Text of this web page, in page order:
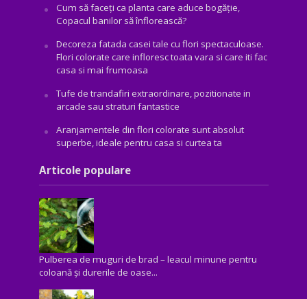
Cum să faceți ca planta care aduce bogăţie,
Copacul banilor să înflorească?
Decoreza fatada casei tale cu flori spectaculoase.
Flori colorate care infloresc toata vara si care iti fac
casa si mai frumoasa
Tufe de trandafiri extraordinare, pozitionate in
arcade sau straturi fantastice
Aranjamentele din flori colorate sunt absolut
superbe, ideale pentru casa si curtea ta
Articole populare
Pulberea de muguri de brad – leacul minune pentru
coloană și durerile de oase...